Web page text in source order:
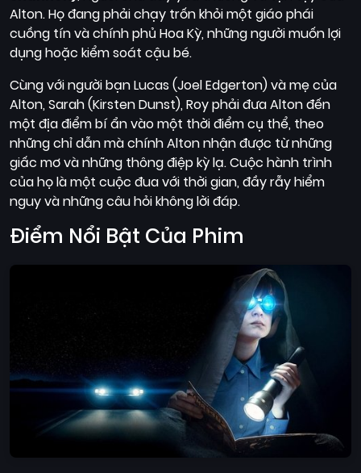
Alton. Họ đang phải chạy trốn khỏi một giáo phái
cuồng tín và chính phủ Hoa Kỳ, những người muốn lợi
dụng hoặc kiểm soát cậu bé.
Cùng với người bạn Lucas (Joel Edgerton) và mẹ của
Alton, Sarah (Kirsten Dunst), Roy phải đưa Alton đến
một địa điểm bí ẩn vào một thời điểm cụ thể, theo
những chỉ dẫn mà chính Alton nhận được từ những
giấc mơ và những thông điệp kỳ lạ. Cuộc hành trình
của họ là một cuộc đua với thời gian, đầy rẫy hiểm
nguy và những câu hỏi không lời đáp.
Điểm Nổi Bật Của Phim